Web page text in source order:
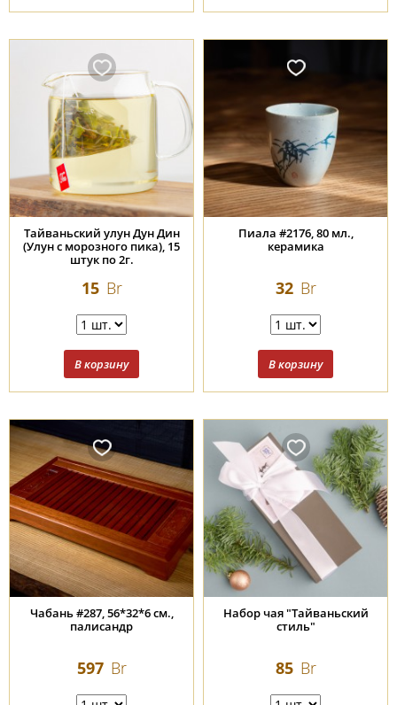
Тайваньский улун Дун Дин
(Улун с морозного пика), 15
штук по 2г.
15 Br
Пиала #2176, 80 мл.,
керамика
32 Br
Чабань #287, 56*32*6 см.,
палисандр
597 Br
Набор чая "Тайваньский
стиль"
85 Br